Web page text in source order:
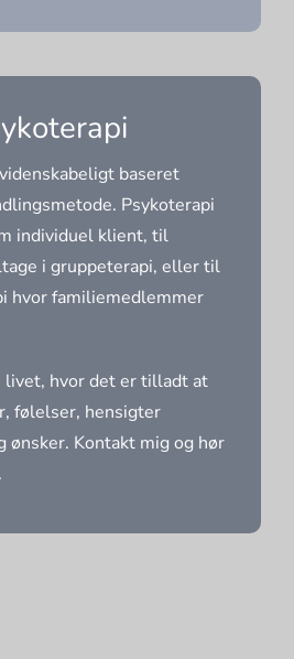
baseret
Psykoterapi
individuel klient, til
i gruppeterapi, eller til
hvor familiemedlemmer
livet, hvor det er tilladt at
følelser, hensigter
ønsker. Kontakt mig og hør